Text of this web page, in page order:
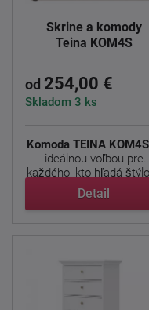
Skrine a komody
Teina KOM4S
od 254,00 €
Skladom 3 ks
Komoda TEINA KOM4S
ideálnou voľbou pre
každého, kto hľadá
a ...
Detail